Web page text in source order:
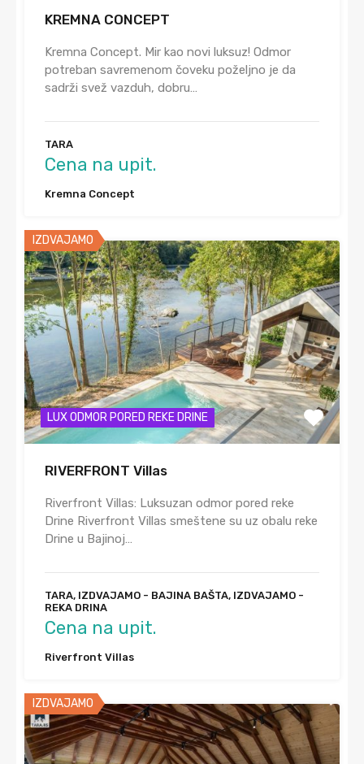
KREMNA CONCEPT
Kremna Concept. Mir kao novi luksuz! Odmor
potreban savremenom čoveku poželjno je da
sadrži svež vazduh, dobru…
TARA
Cena na upit.
Kremna Concept
IZDVAJAMO
LUX ODMOR PORED REKE DRINE
RIVERFRONT Villas
Riverfront Villas: Luksuzan odmor pored reke
Drine Riverfront Villas smeštene su uz obalu reke
Drine u Bajinoj…
TARA, IZDVAJAMO - BAJINA BAŠTA, IZDVAJAMO -
REKA DRINA
Cena na upit.
Riverfront Villas
IZDVAJAMO